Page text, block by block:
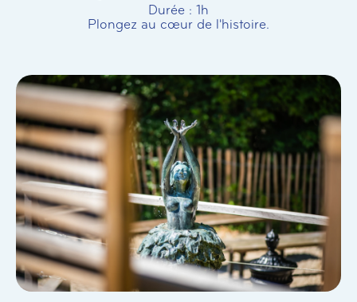
Durée : 1h
Plongez au cœur de l'histoire.